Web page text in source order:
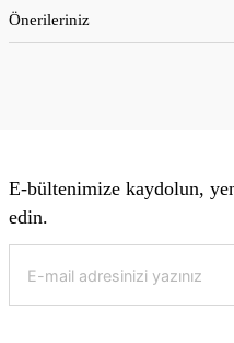
Önerileriniz
E-bültenimize kaydolun,
edin.